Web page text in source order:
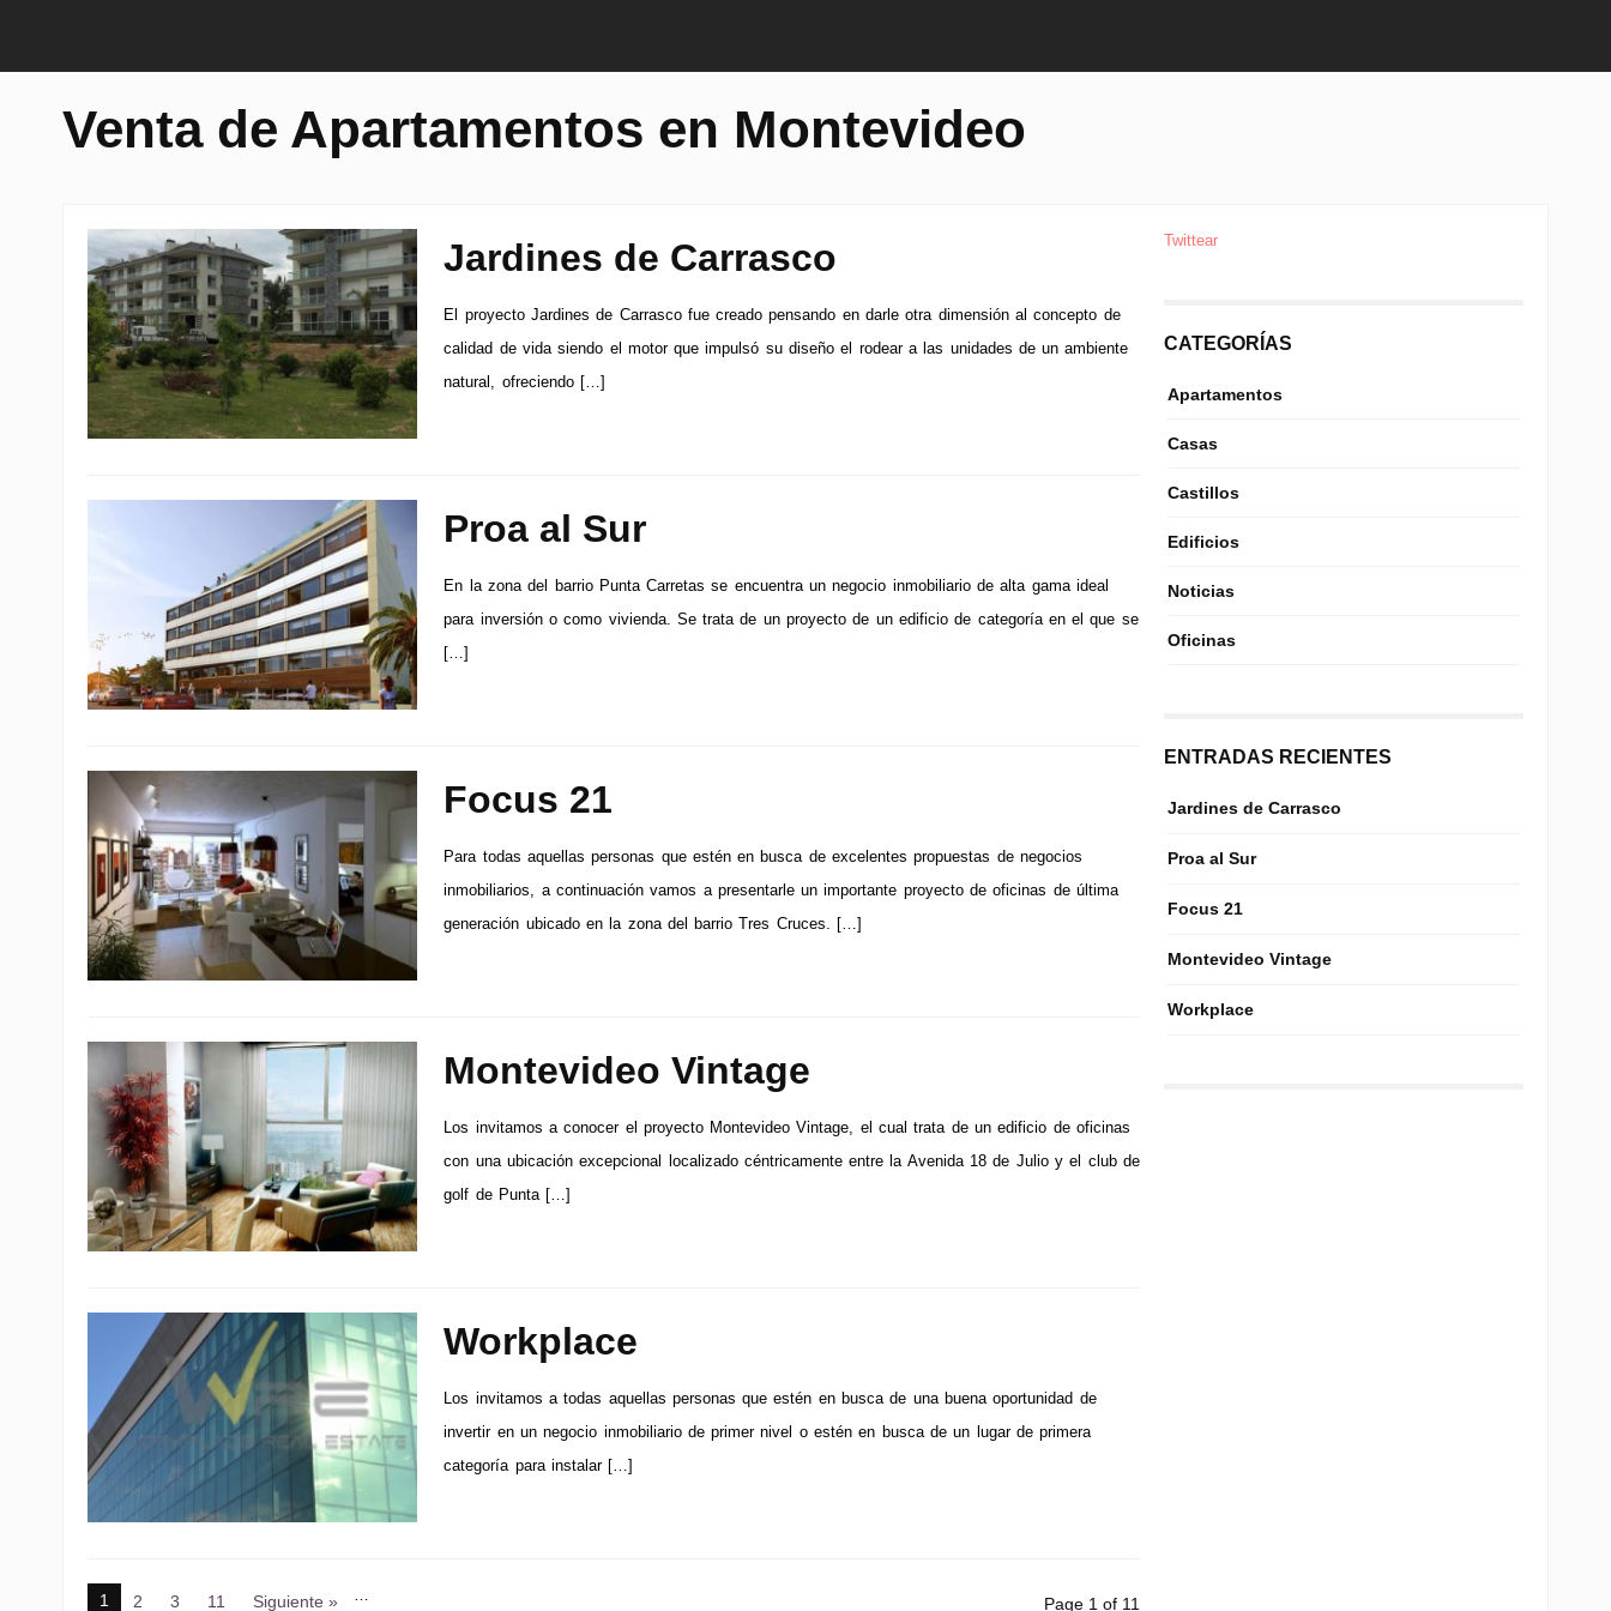
Venta de Apartamentos en Montevideo
Jardines de Carrasco
El proyecto Jardines de Carrasco fue creado pensando en darle otra dimensión al concepto de
calidad de vida siendo el motor que impulsó su diseño el rodear a las unidades de un ambiente
natural, ofreciendo […]
Proa al Sur
En la zona del barrio Punta Carretas se encuentra un negocio inmobiliario de alta gama ideal
para inversión o como vivienda. Se trata de un proyecto de un edificio de categoría en el que se
[…]
Focus 21
Para todas aquellas personas que estén en busca de excelentes propuestas de negocios
inmobiliarios, a continuación vamos a presentarle un importante proyecto de oficinas de última
generación ubicado en la zona del barrio Tres Cruces. […]
Montevideo Vintage
Los invitamos a conocer el proyecto Montevideo Vintage, el cual trata de un edificio de oficinas
con una ubicación excepcional localizado céntricamente entre la Avenida 18 de Julio y el club de
golf de Punta […]
Workplace
Los invitamos a todas aquellas personas que estén en busca de una buena oportunidad de
invertir en un negocio inmobiliario de primer nivel o estén en busca de un lugar de primera
categoría para instalar […]
1 2 3 …
11 Siguiente » Page 1 of 11
Twittear
CATEGORÍAS
Apartamentos
Casas
Castillos
Edificios
Noticias
Oficinas
ENTRADAS RECIENTES
Jardines de Carrasco
Proa al Sur
Focus 21
Montevideo Vintage
Workplace